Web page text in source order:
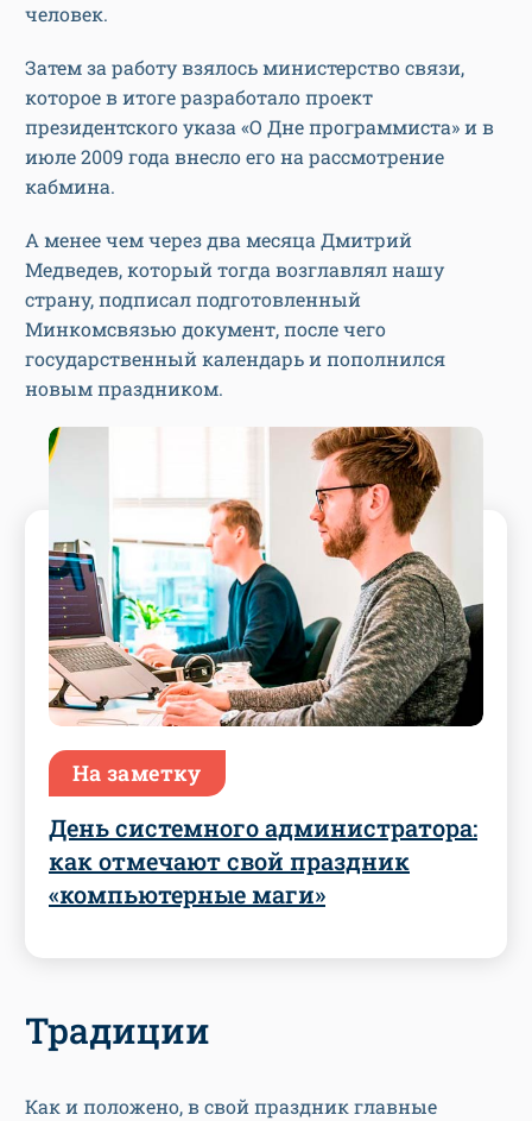
человек.
Затем за работу взялось министерство связи,
которое в итоге разработало проект
президентского указа «О Дне программиста» и в
июле 2009 года внесло его на рассмотрение
кабмина.
А менее чем через два месяца Дмитрий
Медведев, который тогда возглавлял нашу
страну, подписал подготовленный
Минкомсвязью документ, после чего
государственный календарь и пополнился
новым праздником.
На заметку
День системного администратора:
как отмечают свой праздник
«компьютерные маги»
Традиции
Как и положено, в свой праздник главные